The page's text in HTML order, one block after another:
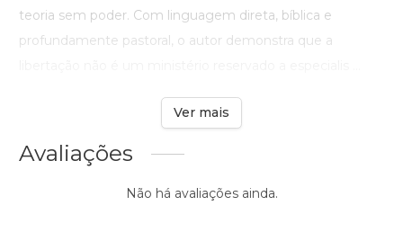
teoria sem poder. Com linguagem direta, bíblica e
profundamente pastoral, o autor demonstra que a
Ver mais
Avaliações
Não há avaliações ainda.